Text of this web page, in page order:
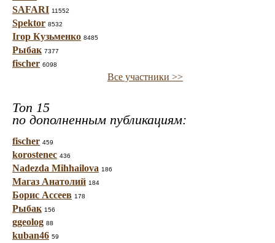
SAFARI 11552
Spektor 8532
Ігор Кузьменко 8485
Рыбак 7377
fischer 6098
Все участники >>
Топ 15
по дополненным публикациям:
fischer 459
korostenec 436
Nadezda Mihhailova 186
Магаз Анатолий 184
Борис Ассеев 178
Рыбак 156
ggeolog 88
kuban46 59